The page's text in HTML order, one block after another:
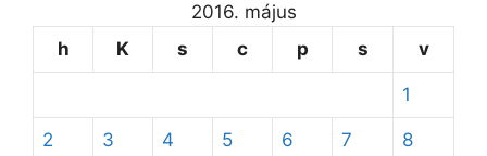
2016. május
h
K s c p s v
1
2 3 4 5 6 7 8